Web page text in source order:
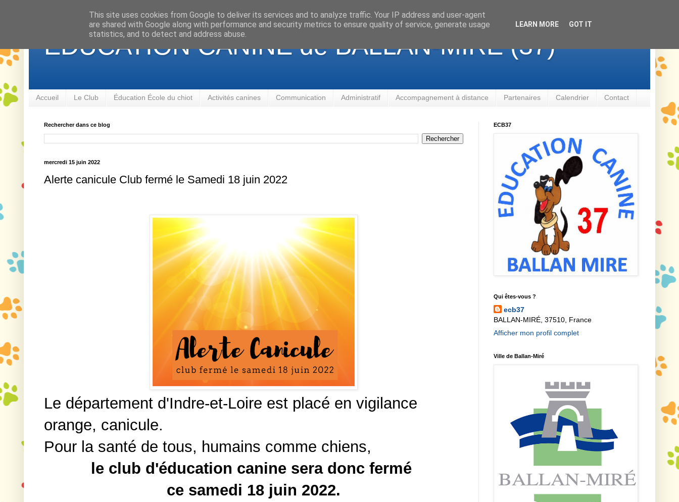
ÉDUCATION CANINE de BALLAN-MIRÉ (37)
Accueil Le Club Éducation École du chiot Activités canines Communication Administratif Accompagnement à distance Partenaires Calendrier Contact
Rechercher dans ce blog
mercredi 15 juin 2022
Alerte canicule Club fermé le Samedi 18 juin 2022
Le département d'Indre-et-Loire est placé en vigilance
orange, canicule.
Pour la santé de tous, humains comme chiens,
le club d'éducation canine sera donc fermé
ce samedi 18 juin 2022.
ECB37
Qui êtes-vous ?
ecb37
BALLAN-MIRÉ, 37510, France
Afficher mon profil complet
Ville de Ballan-Miré
This site uses cookies from Google to deliver its services and to analyze traffic. Your IP address and user-agent
are shared with Google along with performance and security metrics to ensure quality of service, generate usage
statistics, and to detect and address abuse.
LEARN MORE GOT IT